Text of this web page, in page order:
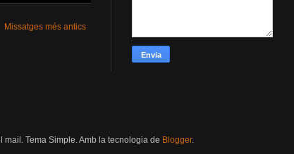
Missatges més antics
Tema Simple. Amb la tecnologia de Blogger.